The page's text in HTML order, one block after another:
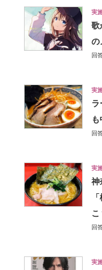
実
歌
の
回
実
ラ
も
回
実
神
こ
回
実